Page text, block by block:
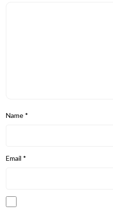
Name *
Email *